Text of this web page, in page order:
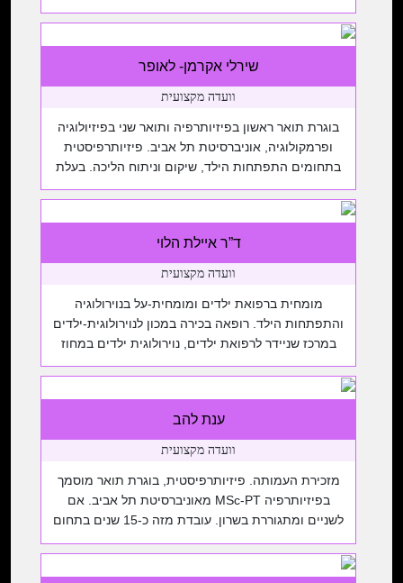
חינוך, רווחה ובריאות.
שירלי אקרמן- לאופר
וועדה מקצועית
בוגרת תואר ראשון בפיזיותרפיה ותואר שני בפיזיולוגיה
ופרמקולוגיה, אוניברסיטת תל אביב. פיזיותרפיסטית
בתחומים התפתחות הילד, שיקום וניתוח הליכה. בעלת
ניסיון בתחום המחקרים הקליניים. כיום: רכזת מחקר
דושן-בקר, פיזיותרפיסטית ומרצה עצמאית, מתרגלת
בבית הספר לפיזיותרפיה בבית חולים תל השומר,
אוניברסיטת תל-אביב.
ד”ר איילת הלוי
וועדה מקצועית
מומחית ברפואת ילדים ומומחית-על בנוירולוגיה
והתפתחות הילד. רופאה בכירה במכון לנוירולוגית-ילדים
במרכז שניידר לרפואת ילדים, נוירולוגית ילדים במחוז
דן-פ”ת, שרותי בריאות כללית, מלמדת בחוג לרפואה
חיפה. חברה בארגונים הבאים: העמותה הישראלית
הישראלית למחלות מטבוליות.
ענת להב
וועדה מקצועית
מזכירת העמותה. פיזיותרפיסטית, בוגרת תואר מוסמך
בפיזיותרפיה MSc-PT מאוניברסיטת תל אביב. אם
לשניים ומתגוררת בשרון. עובדת מזה כ-15 שנים בתחום
התפתחות הילד שיקומו, במכוני הקופות ומסגרות
איזי שפירא-רעננה, מעון “עלי שפר” כפר יונה, מדריכת